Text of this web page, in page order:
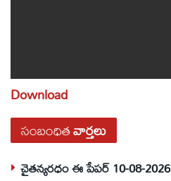
Download
సంబంధితవార్తలు
చైతన్యరధం ఈ పేపర్ 10-08-2026